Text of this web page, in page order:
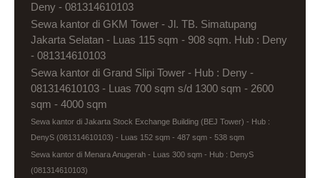
Deny - 081314610103
Sewa kantor di GKM Tower - Jl. TB. Simatupang
Jakarta Selatan - Luas 115 sqm - 908 sqm. Hub : Deny
- 081314610103
Sewa kantor di Grand Slipi Tower - Hub : Deny -
081314610103 - Luas 700 sqm s/d 1300 sqm - 2600
sqm - 4000 sqm
Sewa kantor di Jakarta Stock Exchange Building (BEJ Tower) - Hub :
DenyS (081314610103) - Luas 152 sqm - 487 sqm - 538 sqm
Sewa kantor di Menara Anugerah - Luas 300 sqm - Hub : DenyS
(081314610103)